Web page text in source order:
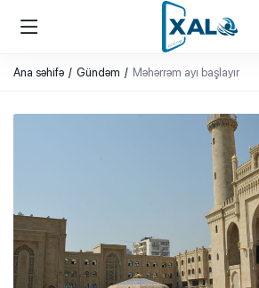
XALQ.ONLINE
ONLAYN PLATFORMA
Ana səhifə Gündəm Məhərrəm ayı başlayır